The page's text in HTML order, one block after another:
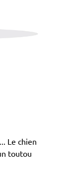
Le chien
toutou